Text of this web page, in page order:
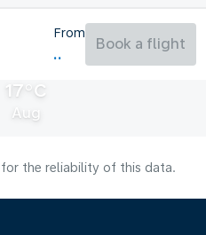
17°C
Aug
From
Book a flight
the reliability of this data.